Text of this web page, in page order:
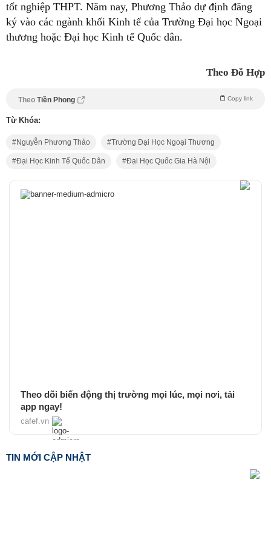
tốt nghiệp THPT. Năm nay, Phương Thảo dự định đăng
ký vào các ngành khối Kinh tế của Trường Đại học Ngoại
thương hoặc Đại học Kinh tế Quốc dân.
Theo Đỗ Hợp
Theo Tiền Phong Copy link
Từ Khóa:
Nguyễn Phương Thảo Trường Đại Học Ngoại Thương
Đại Học Kinh Tế Quốc Dân Đại Học Quốc Gia Hà Nội
Theo dõi biến động thị trường mọi lúc, mọi nơi, tải
app ngay!
cafef.vn
TIN MỚI CẬP NHẬT